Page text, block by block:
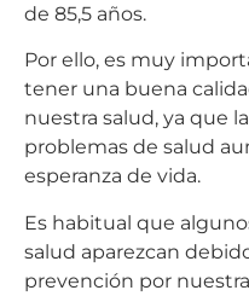
de 85,5 años.
Por ello, es muy
tener una buena
nuestra salud, ya que
problemas de salud
esperanza de vida.
Es habitual que
salud aparezcan
prevención por